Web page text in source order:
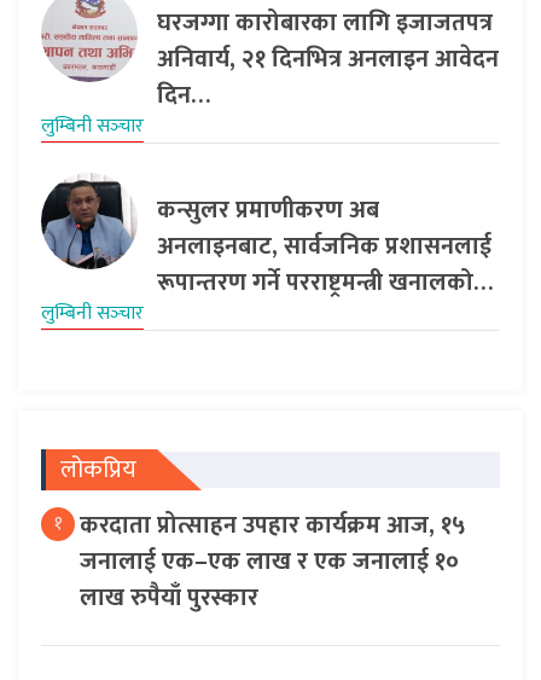
घरजग्गा कारोबारका लागि इजाजतपत्र
अनिवार्य, २१ दिनभित्र अनलाइन आवेदन
दिन…
लुम्बिनी सञ्‍चार
कन्सुलर प्रमाणीकरण अब
अनलाइनबाट, सार्वजनिक प्रशासनलाई
रूपान्तरण गर्ने परराष्ट्रमन्त्री खनालको…
लुम्बिनी सञ्‍चार
लोकप्रिय
१ करदाता प्रोत्साहन उपहार कार्यक्रम आज, १५
जनालाई एक–एक लाख र एक जनालाई १०
लाख रुपैयाँ पुरस्कार